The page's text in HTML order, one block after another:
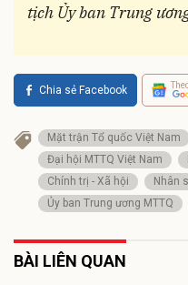
tịch Ủy ban Trung
Chia sẻ Facebook
Mặt trận Tổ quốc Việt Nam
Đại hội MTTQ Việt Nam
Chính trị - Xã hội
Nhân
Ủy ban Trung ương MTTQ
BÀI LIÊN QUAN